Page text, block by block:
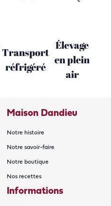
Transport
réfrigéré
Élevage
en plein
air
Maison Dandieu
Notre histoire
Notre savoir-faire
Notre boutique
Nos recettes
Informations